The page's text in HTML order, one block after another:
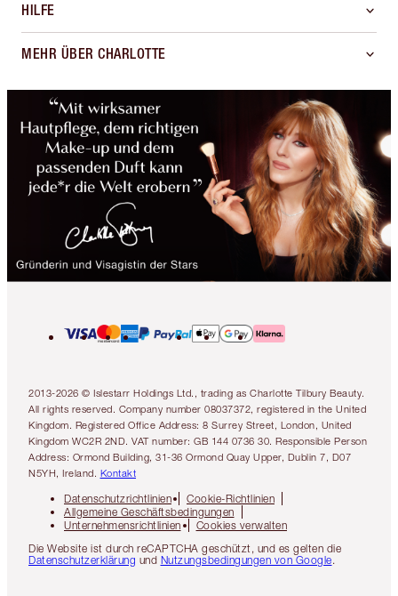
HILFE
MEHR ÜBER CHARLOTTE
2013-2026 © Islestarr Holdings Ltd., trading as Charlotte Tilbury Beauty.
All rights reserved. Company number 08037372, registered in the United
Kingdom. Registered Office Address: 8 Surrey Street, London, United
Kingdom WC2R 2ND. VAT number: GB 144 0736 30. Responsible Person
Address: Ormond Building, 31-36 Ormond Quay Upper, Dublin 7, D07
N5YH, Ireland. Kontakt
Datenschutzrichtlinien
Cookie-Richtlinien
Allgemeine Geschäftsbedingungen
Unternehmensrichtlinien
Cookies verwalten
Die Website ist durch reCAPTCHA geschützt, und es gelten die
Datenschutzerklärung und Nutzungsbedingungen von Google.